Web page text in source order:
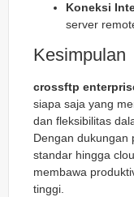
Koneksi
server
Kesimpulan
crossftp
siapa saja yang
dan fleksibilitas
Dengan dukungan
standar hingga
membawa
tinggi.